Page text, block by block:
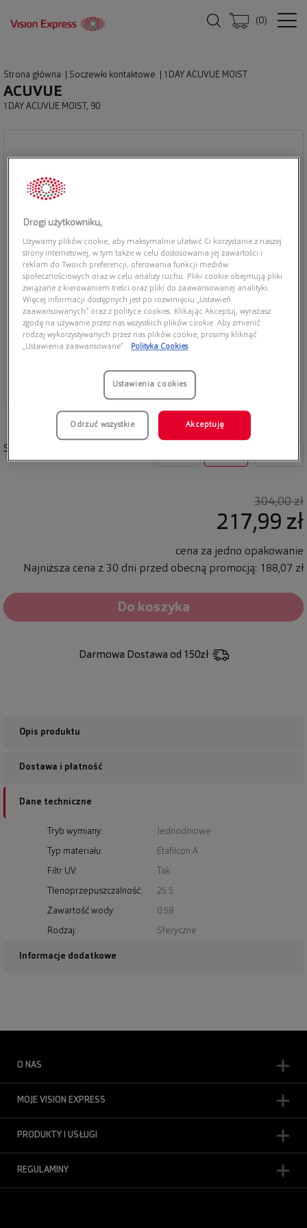
(0)
Strona główna Soczewki kontaktowe 1DAY ACUVUE MOIST
ACUVUE
1DAY ACUVUE MOIST, 90
Opis produktu
Dostawa i płatność
Dane techniczne
Tryb wymiany: Jednodniowe
Typ materiału: Etafilcon A
Filtr UV: Tak
Tlenoprzepuszczalność: 25.5
Zawartość wody: 0.58
Rodzaj: Sferyczne
Informacje dodatkowe
Soczewki w opakowaniu
304,00 zł
217,99 zł
cena za jedno opakowanie
Najniższa cena z 30 dni przed obecną promocją: 188,07 zł
Do koszyka
Darmowa Dostawa od 150zł
O NAS
MOJE VISION EXPRESS
PRODUKTY I USŁUGI
REGULAMINY
Drogi użytkowniku,
Używamy plików cookie, aby maksymalnie ułatwić Ci korzystanie z naszej
strony internetowej, w tym także w celu dostosowania jej zawartości i
reklam do Twoich preferencji, oferowania funkcji mediów
społecznościowych oraz w celu analizy ruchu. Pliki cookie obejmują pliki
związane z kierowaniem treści oraz pliki do zaawansowanej analityki.
Więcej informacji dostępnych jest po rozwinięciu „Ustawień
zaawansowanych” oraz z polityce cookies. Klikając Akceptuj, wyrażasz
zgodę na używanie przez nas wszystkich plików cookie. Aby zmienić
rodzaj wykorzystywanych przez nas plików cookie, prosimy kliknąć
„Ustawienia zaawansowane”. Polityka Cookies
Ustawienia cookies
Odrzuć wszystkie Akceptuję